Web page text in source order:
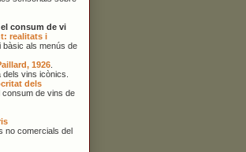
consum de vi
realitats i
bàsic als menús de
1926
vins icònics.
dels
consum de vins de
no comercials del